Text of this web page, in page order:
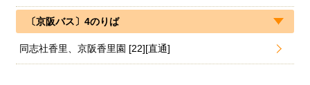
〔京阪バス〕4のりば
同志社香里、京阪香里園 [22][直通]